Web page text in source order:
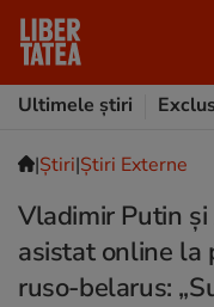
Ultimele știri
|Ştiri|Știri Externe
Vladimir Putin
asistat online la
ruso-belarus: